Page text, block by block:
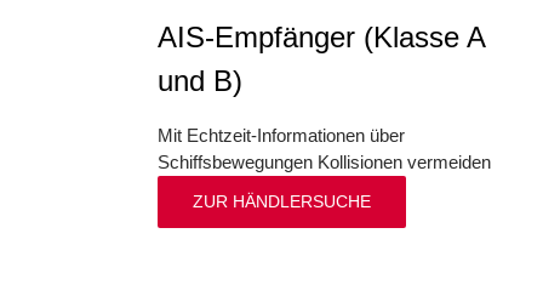
AIS-Empfänger (Klasse A
und B)
Mit Echtzeit-Informationen über
Schiffsbewegungen Kollisionen vermeiden
ZUR HÄNDLERSUCHE